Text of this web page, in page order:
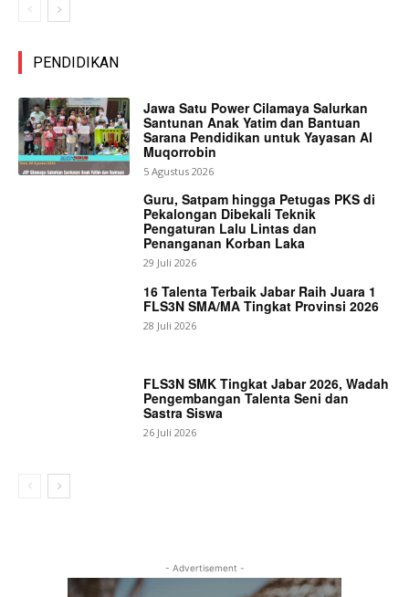
PENDIDIKAN
Jawa Satu Power Cilamaya Salurkan
Santunan Anak Yatim dan Bantuan
Sarana Pendidikan untuk Yayasan Al
Muqorrobin
5 Agustus 2026
Guru, Satpam hingga Petugas PKS di
Pekalongan Dibekali Teknik
Pengaturan Lalu Lintas dan
Penanganan Korban Laka
29 Juli 2026
16 Talenta Terbaik Jabar Raih Juara 1
FLS3N SMA/MA Tingkat Provinsi 2026
28 Juli 2026
FLS3N SMK Tingkat Jabar 2026, Wadah
Pengembangan Talenta Seni dan
Sastra Siswa
26 Juli 2026
- Advertisement -